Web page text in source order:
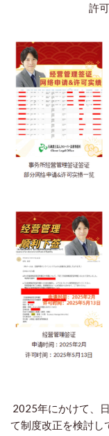
許
2025年にかけて、
て制度改正を検討し